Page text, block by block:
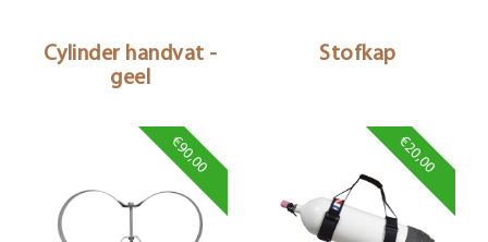
Cylinder handvat -
geel
Stofkap
€90,00 €20,00